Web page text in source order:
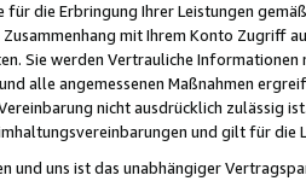
für die Erbringung Ihrer Leistungen
Zusammenhang mit Ihrem Konto
Sie werden Vertrauliche
alle angemessenen Maßnahmen
nicht ausdrücklich zulässig
und gilt für die
und uns ist das unabhängiger